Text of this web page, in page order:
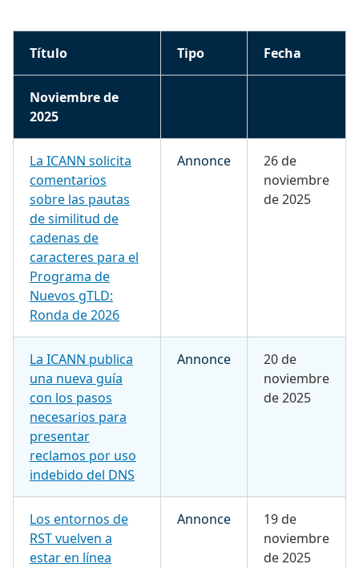
Título Tipo Fecha
Noviembre de
2025
La ICANN solicita
comentarios
sobre las pautas
de similitud de
cadenas de
caracteres para el
Programa de
Nuevos gTLD:
Ronda de 2026
Annonce
26 de
noviembre
de 2025
La ICANN publica
una nueva guía
con los pasos
necesarios para
presentar
reclamos por uso
indebido del DNS
Annonce
20 de
noviembre
de 2025
Los entornos de
RST vuelven a
estar en línea
Annonce
19 de
noviembre
de 2025